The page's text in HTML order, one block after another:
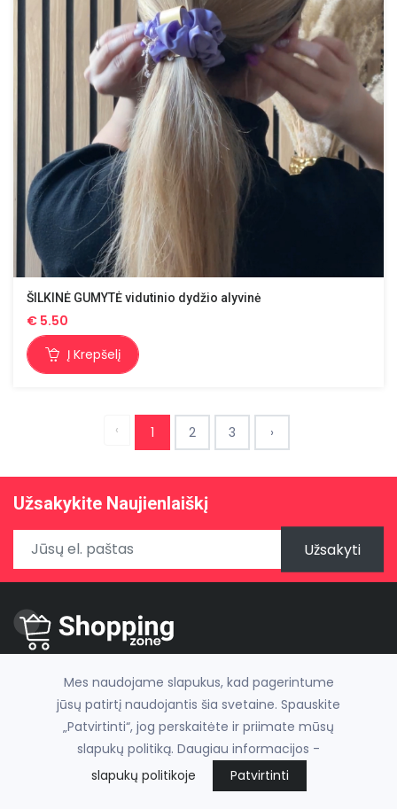
ŠILKINĖ GUMYTĖ vidutinio dydžio alyvinė
€ 5.50
Į Krepšelį
‹ 1 2 3 ›
Užsakykite Naujienlaiškį
Užsakyti
Rankų darbo aksesuarai
Nuorodos
Mes naudojame slapukus, kad pagerintume
jūsų patirtį naudojantis šia svetaine. Spauskite
„Patvirtinti“, jog perskaitėte ir priimate mūsų
slapukų politiką. Daugiau informacijos -
slapukų politikoje
Patvirtinti